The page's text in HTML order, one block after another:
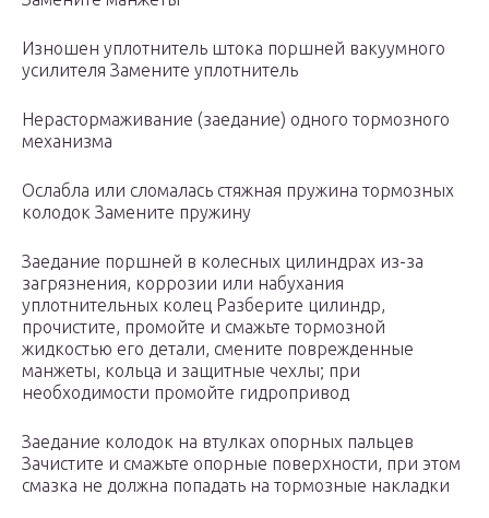
Изношен уплотнитель штока поршней вакуумного
усилителя Замените уплотнитель
Нерастормаживание (заедание) одного тормозного
механизма
Ослабла или сломалась стяжная пружина тормозных
колодок Замените пружину
Заедание поршней в колесных цилиндрах из-за
загрязнения, коррозии или набухания
уплотнительных колец Разберите цилиндр,
прочистите, промойте и смажьте тормозной
жидкостью его детали, смените поврежденные
манжеты, кольца и защитные чехлы; при
необходимости промойте гидропривод
Заедание колодок на втулках опорных пальцев
Зачистите и смажьте опорные поверхности, при этом
смазка не должна попадать на тормозные накладки